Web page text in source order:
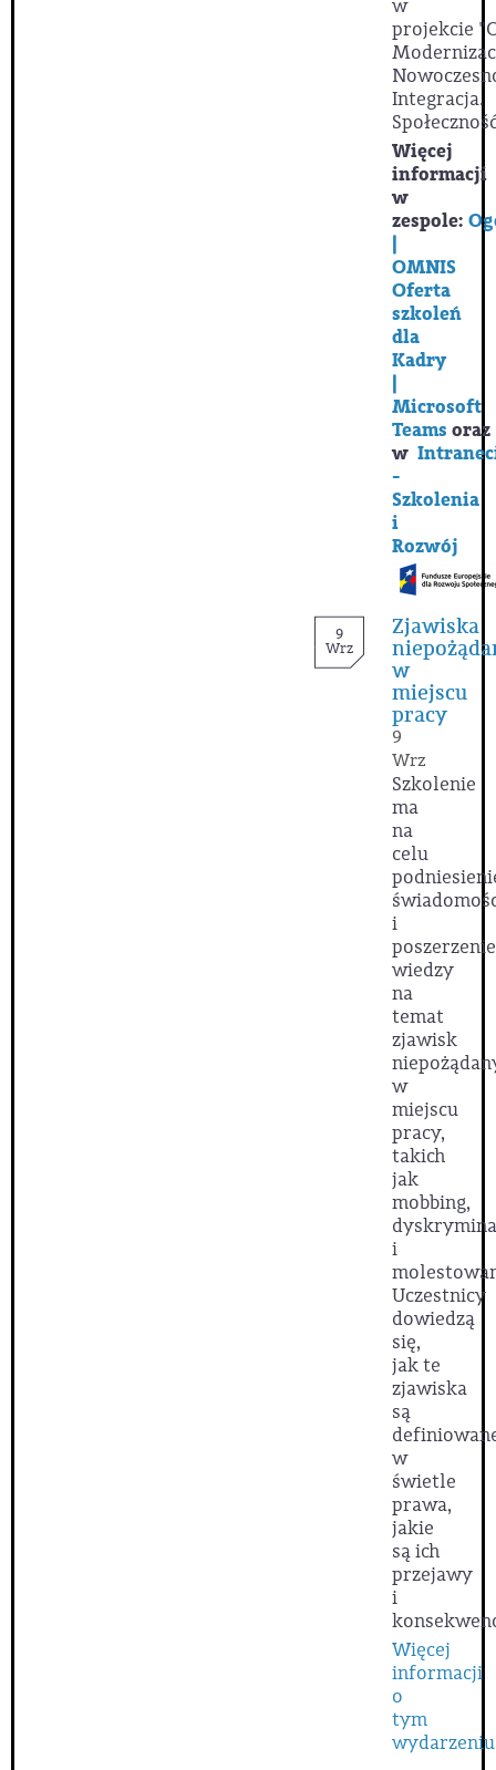
w
projekcie
Integracja.
Więcej
informacji
w
zespole:
|
OMNIS
Oferta
szkoleń
dla
Kadry
|
Microsoft
Teams oraz
w
-
Szkolenia
i
Rozwój
9
Wrz
Zjawiska
w
miejscu
pracy
9
Wrz
Szkolenie
ma
na
celu
i
poszerzenie
wiedzy
na
temat
zjawisk
w
miejscu
pracy,
takich
jak
mobbing,
i
Uczestnicy
dowiedzą
się,
jak te
zjawiska
są
w
świetle
prawa,
jakie
są ich
przejawy
i
Więcej
informacji
o
tym
wydarzeniu